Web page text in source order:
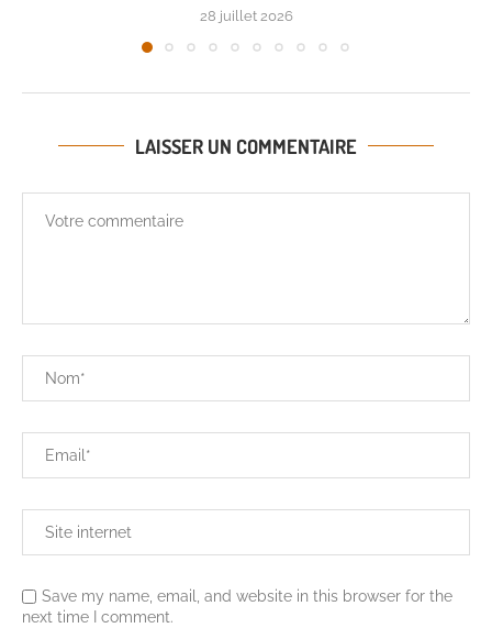
28 juillet 2026
LAISSER UN COMMENTAIRE
Save my name, email, and website in this browser for the
next time I comment.